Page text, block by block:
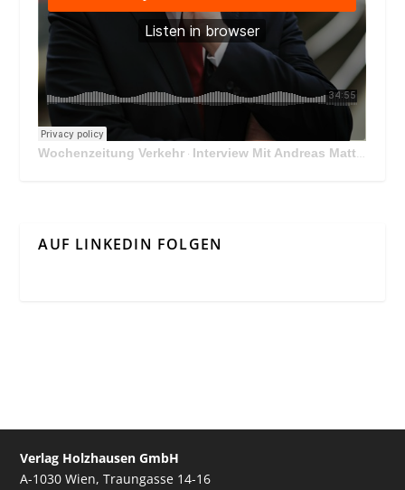
Wochenzeitung Verkehr · Interview Mit Andreas Matthä, CEO der ÖBB Holding
AUF LINKEDIN FOLGEN
Verlag Holzhausen GmbH
A-1030 Wien, Traungasse 14-16